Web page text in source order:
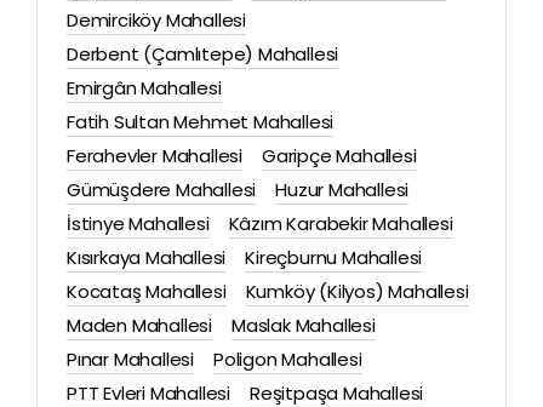
Demirciköy Mahallesi
Derbent (Çamlıtepe) Mahallesi
Emirgân Mahallesi
Fatih Sultan Mehmet Mahallesi
Ferahevler Mahallesi
Garipçe Mahallesi
Gümüşdere Mahallesi
Huzur Mahallesi
İstinye Mahallesi
Kâzım Karabekir Mahallesi
Kısırkaya Mahallesi
Kireçburnu Mahallesi
Kocataş Mahallesi
Kumköy (Kilyos) Mahallesi
Maden Mahallesi
Maslak Mahallesi
Pınar Mahallesi
Poligon Mahallesi
PTT Evleri Mahallesi
Reşitpaşa Mahallesi